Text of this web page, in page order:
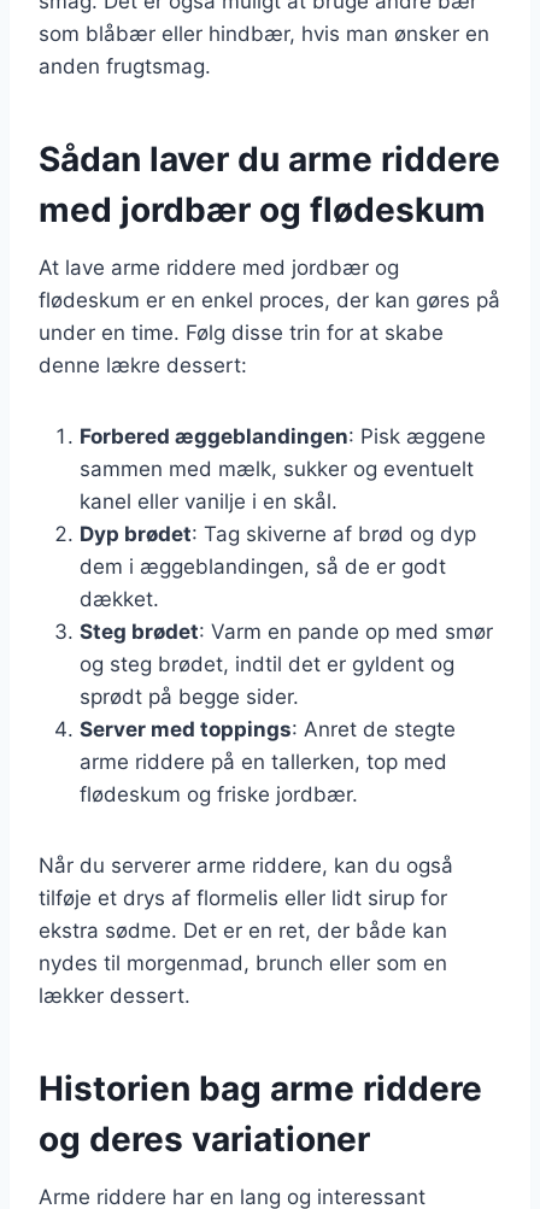
som blåbær eller hindbær, hvis man ønsker en
anden frugtsmag.
Sådan laver du arme riddere
med jordbær og flødeskum
At lave arme riddere med jordbær og
flødeskum er en enkel proces, der kan gøres på
under en time. Følg disse trin for at skabe
denne lækre dessert:
Forbered æggeblandingen: Pisk æggene
sammen med mælk, sukker og eventuelt
kanel eller vanilje i en skål.
Dyp brødet: Tag skiverne af brød og dyp
dem i æggeblandingen, så de er godt
dækket.
Steg brødet: Varm en pande op med smør
og steg brødet, indtil det er gyldent og
sprødt på begge sider.
Server med toppings: Anret de stegte
arme riddere på en tallerken, top med
flødeskum og friske jordbær.
Når du serverer arme riddere, kan du også
tilføje et drys af flormelis eller lidt sirup for
ekstra sødme. Det er en ret, der både kan
nydes til morgenmad, brunch eller som en
lækker dessert.
Historien bag arme riddere
og deres variationer
Arme riddere har en lang og interessant